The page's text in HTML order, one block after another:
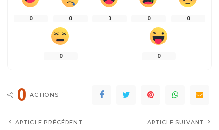
0 0 0 0 0
0 0
0 ACTIONS
ARTICLE PRÉCÉDENT ARTICLE SUIVANT